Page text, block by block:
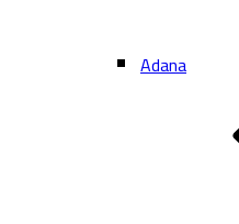
Adana